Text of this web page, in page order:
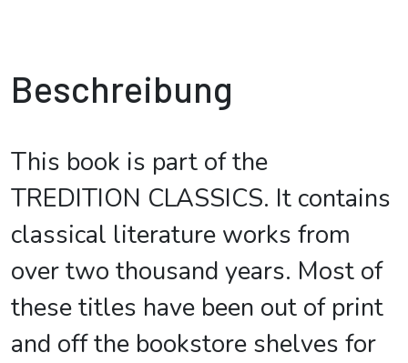
Beschreibung
This book is part of the
TREDITION CLASSICS. It contains
classical literature works from
over two thousand years. Most of
these titles have been out of print
and off the bookstore shelves for